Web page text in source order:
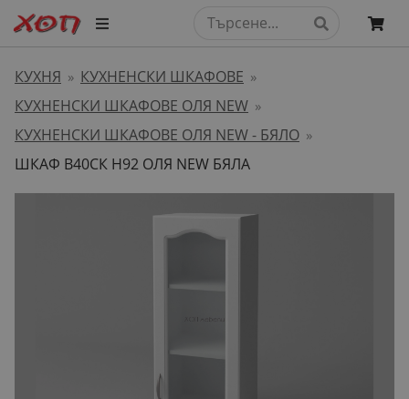
КУХНЯ » КУХНЕНСКИ ШКАФОВЕ »
КУХНЕНСКИ ШКАФОВЕ ОЛЯ NEW »
КУХНЕНСКИ ШКАФОВЕ ОЛЯ NEW - БЯЛО »
ШКАФ B40СК H92 ОЛЯ NEW БЯЛА